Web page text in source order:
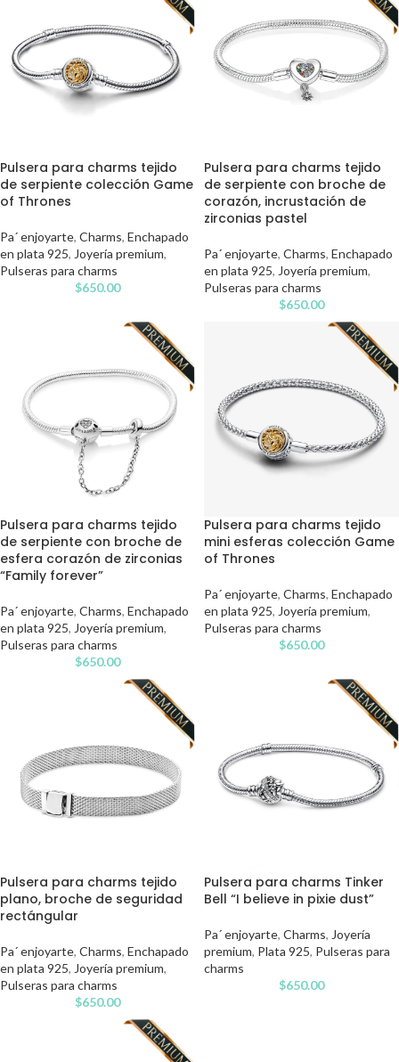
Pulsera para charms tejido
de serpiente colección Game
of Thrones
Pa´ enjoyarte, Charms, Enchapado
en plata 925, Joyería premium,
Pulseras para charms
$650.00
Pulsera para charms tejido
de serpiente con broche de
corazón, incrustación de
zirconias pastel
Pa´ enjoyarte, Charms, Enchapado
en plata 925, Joyería premium,
Pulseras para charms
$650.00
Pulsera para charms tejido
de serpiente con broche de
esfera corazón de zirconias
“Family forever”
Pa´ enjoyarte, Charms, Enchapado
en plata 925, Joyería premium,
Pulseras para charms
$650.00
Pulsera para charms tejido
mini esferas colección Game
of Thrones
Pa´ enjoyarte, Charms, Enchapado
en plata 925, Joyería premium,
Pulseras para charms
$650.00
Pulsera para charms tejido
plano, broche de seguridad
rectángular
Pa´ enjoyarte, Charms, Enchapado
en plata 925, Joyería premium,
Pulseras para charms
$650.00
Pulsera para charms Tinker
Bell “I believe in pixie dust”
Pa´ enjoyarte, Charms, Joyería
premium, Plata 925, Pulseras para
charms
$650.00